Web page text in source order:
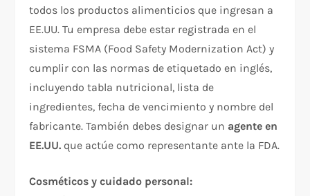
todos los productos alimenticios que ingresan a
EE.UU. Tu empresa debe estar registrada en el
sistema FSMA (Food Safety Modernization Act) y
cumplir con las normas de etiquetado en inglés,
incluyendo tabla nutricional, lista de
ingredientes, fecha de vencimiento y nombre del
fabricante. También debes designar un agente en
EE.UU. que actúe como representante ante la FDA.
Cosméticos y cuidado personal: